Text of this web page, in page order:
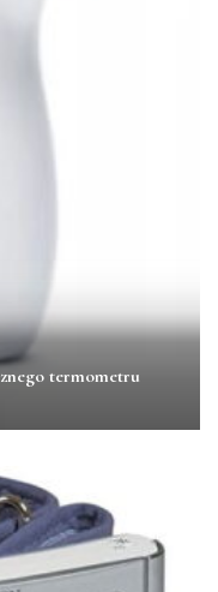
termometru